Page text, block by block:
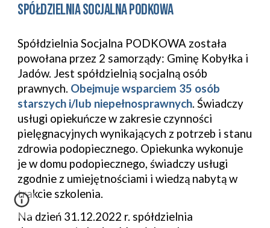
Spółdzielnia Socjalna PODKOWA
Spółdzielnia Socjalna PODKOWA została
powołana przez 2 samorządy: Gminę Kobyłka i
Jadów. Jest spółdzielnią socjalną osób
prawnych. Obejmuje wsparciem 35 osób
starszych i/lub niepełnosprawnych. Świadczy
usługi opiekuńcze w zakresie czynności
pielęgnacyjnych wynikających z potrzeb i stanu
zdrowia podopiecznego. Opiekunka wykonuje
je w domu podopiecznego, świadczy usługi
zgodnie z umiejętnościami i wiedzą nabytą w
trakcie szkolenia.
Na dzień 31.12.2022 r. spółdzielnia